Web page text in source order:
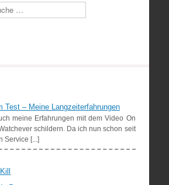
Test – Meine Langzeiterfahrungen
meine Erfahrungen mit dem Video On
schildern. Da ich nun schon seit
Service [...]